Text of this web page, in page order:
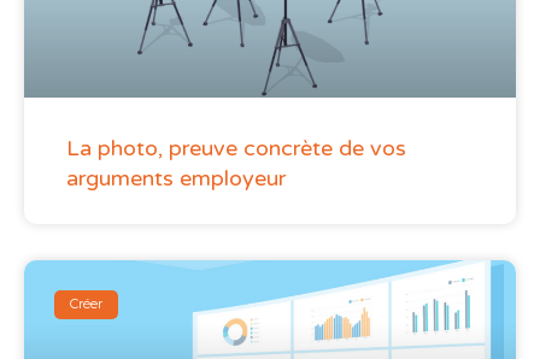
La photo, preuve concrète de vos
arguments employeur
Créer